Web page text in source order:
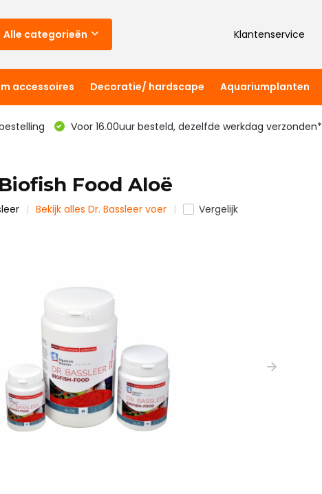
Alle categorieën Klantenservice
accessoires Decoratie/ hardscape Aquariumplanten
Voor 16.00uur besteld, dezelfde werkdag verzonden*
Food Aloë
Bekijk alles Dr. Bassleer voer Vergelijk